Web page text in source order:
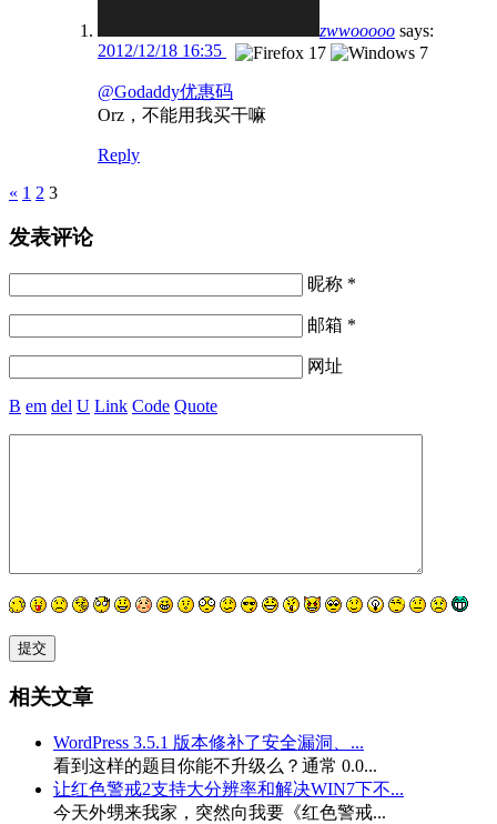
zwwooooo says:
2012/12/18 16:35
@Godaddy优惠码
Orz，不能用我买干嘛
Reply
Pages
« 1 2 3
发表评论
昵称 *
邮箱 *
网址
B em del U Link Code Quote
相关文章
WordPress 3.5.1 版本修补了安全漏洞、...
看到这样的题目你能不升级么？通常 0.0...
让红色警戒2支持大分辨率和解决WIN7下不...
今天外甥来我家，突然向我要《红色警戒...